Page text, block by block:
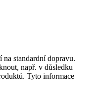
standardní dopravu.
např. v důsledku
Tyto informace